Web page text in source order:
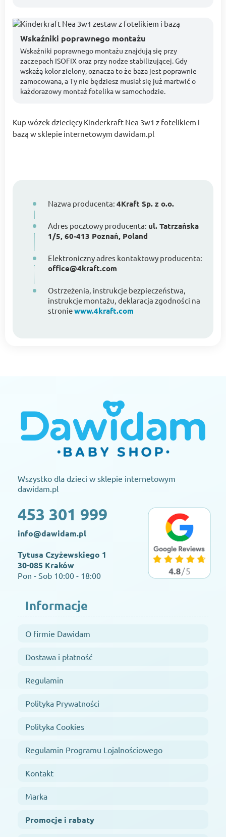
Wskaźniki poprawnego montażu
Wskaźniki poprawnego montażu znajdują się przy
zaczepach ISOFIX oraz przy nodze stabilizującej. Gdy
wskażą kolor zielony, oznacza to że baza jest poprawnie
zamocowana, a Ty nie będziesz musiał się już martwić o
każdorazowy montaż fotelika w samochodzie.
Kup wózek dziecięcy Kinderkraft Nea 3w1 z fotelikiem i
bazą w sklepie internetowym dawidam.pl
Nazwa producenta: 4Kraft Sp. z o.o.
Adres pocztowy producenta: ul. Tatrzańska
1/5, 60-413 Poznań, Poland
Elektroniczny adres kontaktowy producenta:
office@4kraft.com
Ostrzeżenia, instrukcje bezpieczeństwa,
instrukcje montażu, deklaracja zgodności na
stroniewww.4kraft.com
Wszystko dla dzieci w sklepie internetowym
dawidam.pl
453 301 999
info@dawidam.pl
Tytusa Czyżewskiego 1
30-085 Kraków
Pon - Sob 10:00 - 18:00
Informacje
O firmie Dawidam
Dostawa i płatność
Regulamin
Polityka Prywatności
Polityka Cookies
Regulamin Programu Lojalnościowego
Kontakt
Marka
Promocje i rabaty